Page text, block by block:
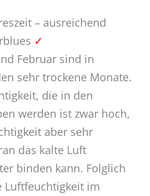
– ausreichend
✓
Februar sind in
sehr trockene Monate.
die in den
werden ist zwar hoch,
aber sehr
das kalte Luft
binden kann. Folglich
Luftfeuchtigkeit im